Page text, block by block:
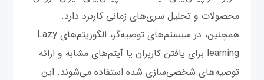
محصولات و تحلیل سری‌های زمانی کاربرد دارد.
همچنین، در سیستم‌های توصیه‌گر، الگوریتم‌های Lazy
learning برای یافتن کاربران یا آیتم‌های مشابه و ارائه
توصیه‌های شخصی‌سازی شده استفاده می‌شوند. این